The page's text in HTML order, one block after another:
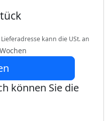
kann die USt. an
können Sie die